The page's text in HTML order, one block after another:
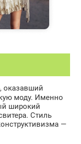
оказавший
моду. Именно
широкий
Стиль
—